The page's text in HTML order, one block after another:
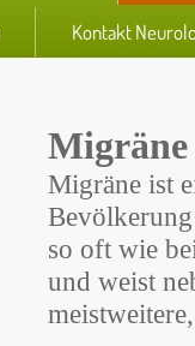
Kontakt
Migräne
Migräne ist
so oft wie
und weist